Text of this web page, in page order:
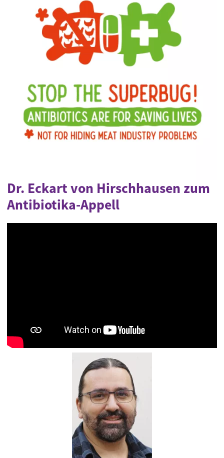
Dr. Eckart von Hirschhausen zum
Antibiotika-Appell